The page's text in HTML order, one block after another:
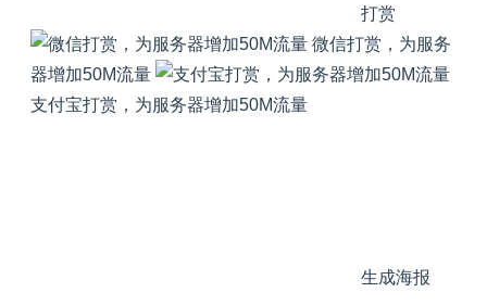
打赏
微信打赏，为服务
器增加50M流量
支付宝打赏，为服务器增加50M流量
生成海报